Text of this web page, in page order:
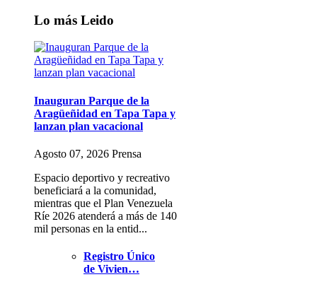
Lo más Leido
Inauguran Parque de la
Aragüeñidad en Tapa Tapa y
lanzan plan vacacional
Agosto 07, 2026 Prensa
Espacio deportivo y recreativo
beneficiará a la comunidad,
mientras que el Plan Venezuela
Ríe 2026 atenderá a más de 140
mil personas en la entid...
Registro Único
de Vivien…